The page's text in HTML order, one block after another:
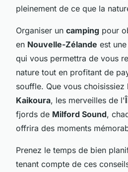
pleinement de ce que la
Organiser un camping pour
en Nouvelle-Zélande est
qui vous permettra de vous
nature tout en profitant de
souffle. Que vous choisissiez
Kaikoura, les merveilles de l'
fjords de Milford Sound,
offrira des moments
Prenez le temps de bien
tenant compte de ces